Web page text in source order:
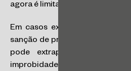
agora é limitada à sua
Em casos excepcionais e
sanção de proibição de
pode extrapolar o órgão
improbidade.